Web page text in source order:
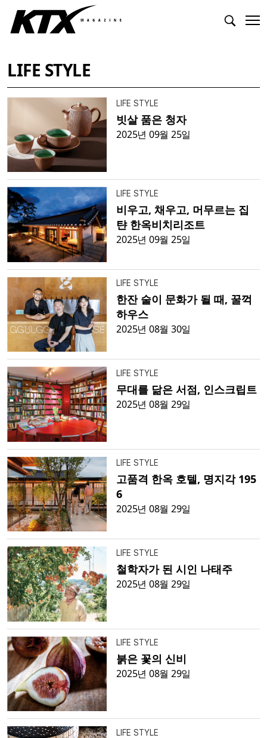
LIFE STYLE
LIFE STYLE
빗살 품은 청자
2025년 09월 25일
LIFE STYLE
비우고, 채우고, 머무르는 집
탼 한옥비치리조트
2025년 09월 25일
LIFE STYLE
한잔 술이 문화가 될 때, 꿀꺽
하우스
2025년 08월 30일
LIFE STYLE
무대를 닮은 서점, 인스크립트
2025년 08월 29일
LIFE STYLE
고품격 한옥 호텔, 명지각 195
6
2025년 08월 29일
LIFE STYLE
철학자가 된 시인 나태주
2025년 08월 29일
LIFE STYLE
붉은 꽃의 신비
2025년 08월 29일
LIFE STYLE